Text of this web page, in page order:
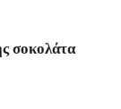
σοκολάτα